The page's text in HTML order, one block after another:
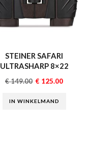
STEINER SAFARI
ULTRASHARP 8×22
€149.00 € 125.00
IN WINKELMAND